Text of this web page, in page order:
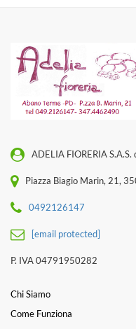
ADELIA FIORERIA S.A.S.
Piazza Biagio Marin, 21,
0492126147
[email protected]
P. IVA 04791950282
Chi Siamo
Come Funziona